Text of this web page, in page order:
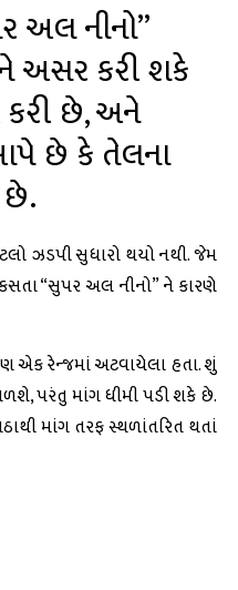
અલ નીનો”
અસર કરી શકે
છે, અને
છે કે તેલના
ઝડપી સુધારો થયો નથી. જેમ
“સુપર અલ નીનો” ને કારણે
એક રેન્જમાં અટવાયેલા હતા. શું
પરંતુ માંગ ધીમી પડી શકે છે.
માંગ તરફ સ્થળાંતરિત થતાં